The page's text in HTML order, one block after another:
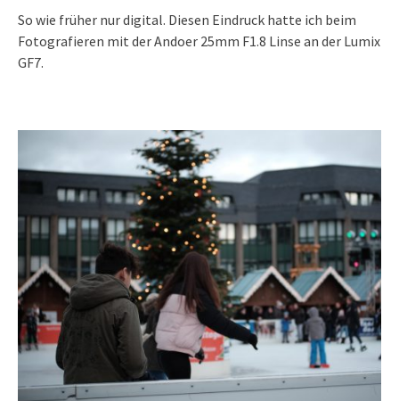
So wie früher nur digital. Diesen Eindruck hatte ich beim
Fotografieren mit der Andoer 25mm F1.8 Linse an der Lumix
GF7.